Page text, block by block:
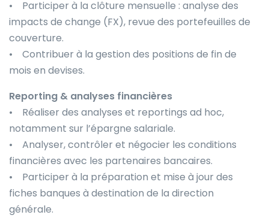
• Participer à la clôture mensuelle : analyse des
impacts de change (FX), revue des portefeuilles de
couverture.
• Contribuer à la gestion des positions de fin de
mois en devises.
Reporting & analyses financières
• Réaliser des analyses et reportings ad hoc,
notamment sur l’épargne salariale.
• Analyser, contrôler et négocier les conditions
financières avec les partenaires bancaires.
• Participer à la préparation et mise à jour des
fiches banques à destination de la direction
générale.